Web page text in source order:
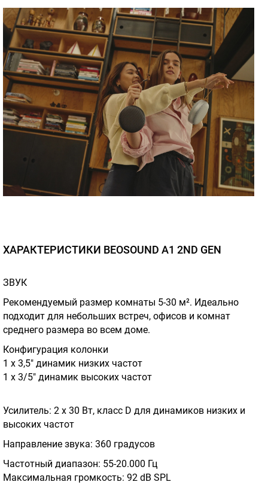
ХАРАКТЕРИСТИКИ BEOSOUND A1 2ND GEN
ЗВУК
Рекомендуемый размер комнаты 5-30 м². Идеально
подходит для небольших встреч, офисов и комнат
среднего размера во всем доме.
Конфигурация колонки
1 x 3,5" динамик низких частот
1 x 3/5" динамик высоких частот
Усилитель: 2 x 30 Вт, класс D для динамиков низких и
высоких частот
Направление звука: 360 градусов
Частотный диапазон: 55-20.000 Гц
Максимальная громкость: 92 dB SPL